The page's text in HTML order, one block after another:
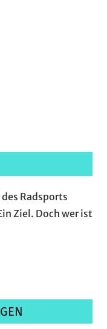
Radsports
Ziel. Doch wer ist